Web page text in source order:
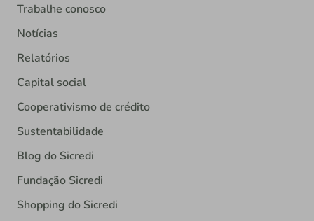
Trabalhe conosco
Notícias
Relatórios
Capital social
Cooperativismo de crédito
Sustentabilidade
Blog do Sicredi
Fundação Sicredi
Shopping do Sicredi